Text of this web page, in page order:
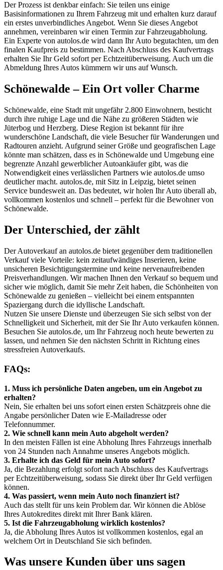
Der Prozess ist denkbar einfach: Sie teilen uns einige
Basisinformationen zu Ihrem Fahrzeug mit und erhalten kurz darauf
ein erstes unverbindliches Angebot. Wenn Sie dieses Angebot
annehmen, vereinbaren wir einen Termin zur Fahrzeugabholung.
Ein Experte von autolos.de wird dann Ihr Auto begutachten, um den
finalen Kaufpreis zu bestimmen. Nach Abschluss des Kaufvertrags
erhalten Sie Ihr Geld sofort per Echtzeitüberweisung. Auch um die
Abmeldung Ihres Autos kümmern wir uns auf Wunsch.
Schönewalde – Ein Ort voller Charme
Schönewalde, eine Stadt mit ungefähr 2.800 Einwohnern, besticht
durch ihre ruhige Lage und die Nähe zu größeren Städten wie
Jüterbog und Herzberg. Diese Region ist bekannt für ihre
wunderschöne Landschaft, die viele Besucher für Wanderungen und
Radtouren anzieht. Aufgrund seiner Größe und geografischen Lage
könnte man schätzen, dass es in Schönewalde und Umgebung eine
begrenzte Anzahl gewerblicher Autoankäufer gibt, was die
Notwendigkeit eines verlässlichen Partners wie autolos.de umso
deutlicher macht. autolos.de, mit Sitz in Leipzig, bietet seinen
Service bundesweit an. Das bedeutet, wir holen Ihr Auto überall ab,
vollkommen kostenlos und schnell – perfekt für die Bewohner von
Schönewalde.
Der Unterschied, der zählt
Der Autoverkauf an autolos.de bietet gegenüber dem traditionellen
Verkauf viele Vorteile: kein zeitaufwändiges Inserieren, keine
unsicheren Besichtigungstermine und keine nervenaufreibenden
Preisverhandlungen. Wir machen Ihnen den Verkauf so bequem und
sicher wie möglich, damit Sie mehr Zeit haben, die Schönheiten von
Schönewalde zu genießen – vielleicht bei einem entspannten
Spaziergang durch die idyllische Landschaft.
Nutzen Sie unsere Dienste und überzeugen Sie sich selbst von der
Schnelligkeit und Sicherheit, mit der Sie Ihr Auto verkaufen können.
Besuchen Sie autolos.de, um Ihr Fahrzeug noch heute bewerten zu
lassen, und nehmen Sie den nächsten Schritt in Richtung eines
stressfreien Autoverkaufs.
FAQs:
1. Muss ich persönliche Daten angeben, um ein Angebot zu
erhalten?
Nein, Sie erhalten bei uns sofort einen ersten Schätzpreis ohne die
Angabe persönlicher Daten wie E-Mailadresse oder
Telefonnummer.
2. Wie schnell kann mein Auto abgeholt werden?
In den meisten Fällen ist eine Abholung Ihres Fahrzeugs innerhalb
von 24 Stunden nach Annahme unseres Angebots möglich.
3. Erhalte ich das Geld für mein Auto sofort?
Ja, die Bezahlung erfolgt sofort nach Abschluss des Kaufvertrags
per Echtzeitüberweisung, sodass Sie direkt über Ihr Geld verfügen
können.
4. Was passiert, wenn mein Auto noch finanziert ist?
Auch das stellt für uns kein Problem dar. Wir können die Ablöse
Ihres Autokredites direkt mit Ihrer Bank klären.
5. Ist die Fahrzeugabholung wirklich kostenlos?
Ja, die Abholung Ihres Autos ist vollkommen kostenlos, egal an
welchem Ort in Deutschland Sie sich befinden.
Was unsere Kunden über uns sagen